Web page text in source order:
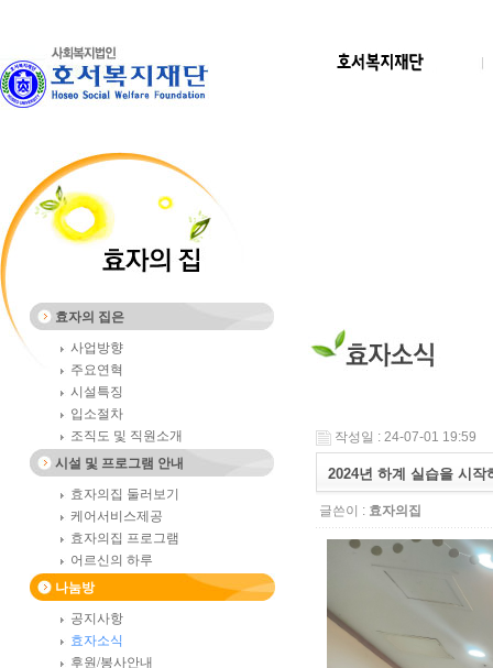
효자의 집은
사업방향
주요연혁
시설특징
입소절차
조직도 및 직원소개
시설 및 프로그램 안내
효자의집 둘러보기
케어서비스제공
효자의집 프로그램
어르신의 하루
나눔방
공지사항
효자소식
후원/봉사안내
작성일 : 24-07-01 19:59
2024년 하계 실습을 시작
글쓴이 : 효자의집